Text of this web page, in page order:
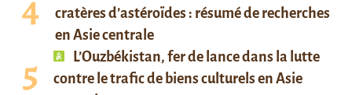
cratères d’astéroïdes : résumé de recherches
en Asie centrale
L’Ouzbékistan, fer de lance dans la lutte
contre le trafic de biens culturels en Asie